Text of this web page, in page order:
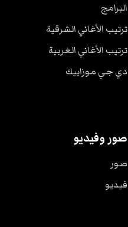
البرامج
ترتيب الأغاني الشرقية
ترتيب الأغاني الغربية
دي جي موزاييك
صور وفيديو
صور
فيديو